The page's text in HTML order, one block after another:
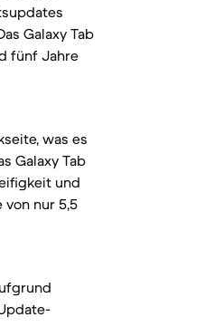
Galaxy Tab
fünf Jahre
was es
Galaxy Tab
und
nur 5,5